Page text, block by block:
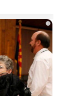
i